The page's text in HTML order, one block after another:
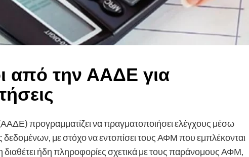
από την ΑΑΔΕ για
προγραμματίζει να πραγματοποιήσει ελέγχους μέσω
δεδομένων, με στόχο να εντοπίσει τους ΑΦΜ που εμπλέκονται
ήδη πληροφορίες σχετικά με τους παράνομους ΑΦΜ,